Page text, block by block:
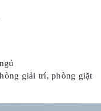
giải trí, phòng giặt